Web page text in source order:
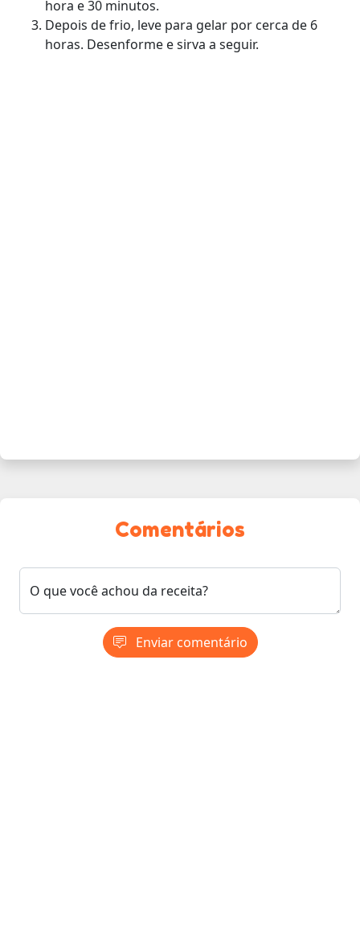
hora e 30 minutos.
Depois de frio, leve para gelar por cerca de 6
horas. Desenforme e sirva a seguir.
Comentários
O que você achou da receita?
Enviar comentário